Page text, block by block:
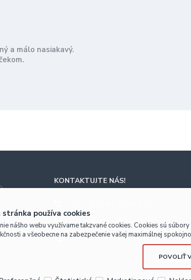
a málo nasiakavý.
KONTAKTUJTE NÁS!
BA +421-2-4820 9918
KE +421-55-7289 653
používa cookies
nášho webu využívame takzvané cookies. Cookies sú
a všeobecne na zabezpečenie vašej maximálnej
POVOLIŤ